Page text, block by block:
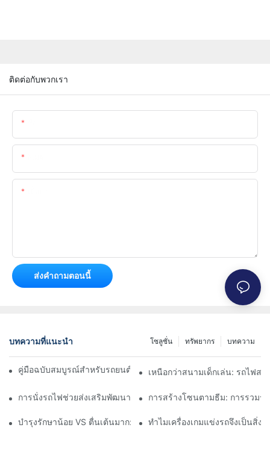
ติดต่อกับพวกเรา
ส่งคำถามตอนนี้
บทความที่แนะนำ บทความ
ทรัพยากร
โซลูชั่น
คู่มือฉบับสมบูรณ์สำหรับรถยนต์กันชนหมุน 360 องศาสำหรับเด็ก
เหนือกว่าสนามเด็กเล่น: รถไฟส
การนั่งรถไฟช่วยส่งเสริมพัฒนาการเด็กได้อย่างไรการสร้างโซนตามธีม: การรวมร
บำรุงรักษาน้อย VS ตื่นเต้นมาก: เลือกรถโกคาร์ทไฟฟ้าสำหรับธุรกิจข
ทำไมเครื่องเกมแข่งรถจึงเป็นสิ่ง